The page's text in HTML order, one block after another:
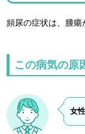
頻尿の症状は、腫瘍
この病気の原
女